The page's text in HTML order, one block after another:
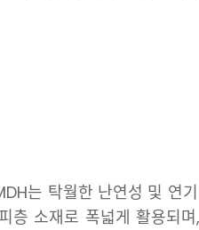
는 탁월한 난연성 및 연
층 소재로 폭넓게 활용되